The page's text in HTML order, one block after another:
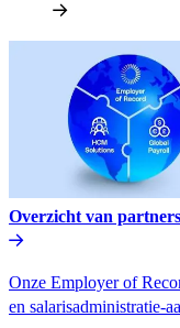
Overzicht van partners​​
Onze Employer of
en salarisadministratie-